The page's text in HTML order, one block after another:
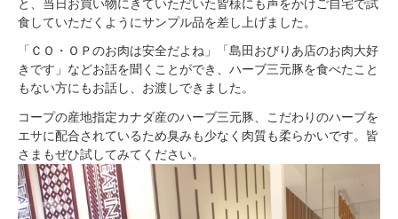
と、当日お買い物にきていただいた皆様にも声をかけご自宅で試
食していただくようにサンプル品を差し上げました。
「ＣＯ・ＯＰのお肉は安全だよね」「島田おびりあ店のお肉大好
きです」などお話を聞くことができ、ハーブ三元豚を食べたこと
もない方にもお話し、お渡しできました。
コープの産地指定カナダ産のハーブ三元豚、こだわりのハーブを
エサに配合されているため臭みも少なく肉質も柔らかいです。皆
さまもぜひ試してみてください。